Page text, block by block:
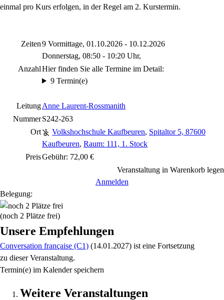
einmal pro Kurs erfolgen, in der Regel am 2. Kurstermin.
Zeiten9 Vormittage, 01.10.2026 - 10.12.2026
Donnerstag, 08:50 - 10:20 Uhr,
AnzahlHier finden Sie alle Termine im Detail:
9 Termin(e)
LeitungAnne Laurent-Rossmanith
NummerS242-263
Ort
Volkshochschule Kaufbeuren, Spitaltor 5, 87600
Kaufbeuren, Raum: 111, 1. Stock
PreisGebühr: 72,00 €
Veranstaltung in Warenkorb legen
Anmelden
Belegung:
(noch 2 Plätze frei)
Unsere Empfehlungen
Conversation française (C1) (14.01.2027) ist eine Fortsetzung
zu dieser Veranstaltung.
Termin(e) im Kalender speichern
Weitere Veranstaltungen